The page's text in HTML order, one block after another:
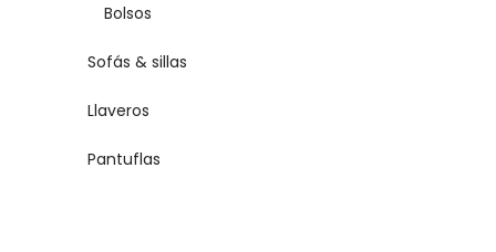
Bolsos
Sofás & sillas
Llaveros
Pantuflas